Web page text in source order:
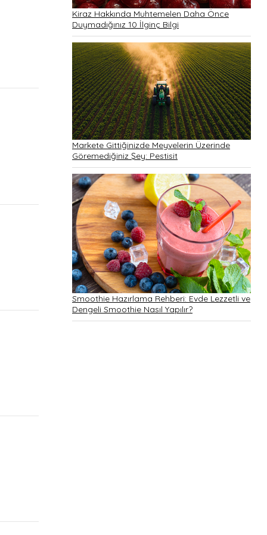
Kiraz Hakkında Muhtemelen Daha Önce
Duymadığınız 10 İlginç Bilgi
Markete Gittiğinizde Meyvelerin Üzerinde
Göremediğiniz Şey: Pestisit
Smoothie Hazırlama Rehberi: Evde Lezzetli ve
Dengeli Smoothie Nasıl Yapılır?